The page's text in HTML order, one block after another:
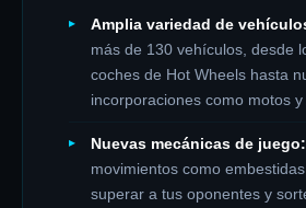
Amplia variedad de
más de 130 vehículos, desde
coches de Hot Wheels hasta
incorporaciones como motos y
Nuevas mecánicas de juego:
movimientos como
superar a tus oponentes y